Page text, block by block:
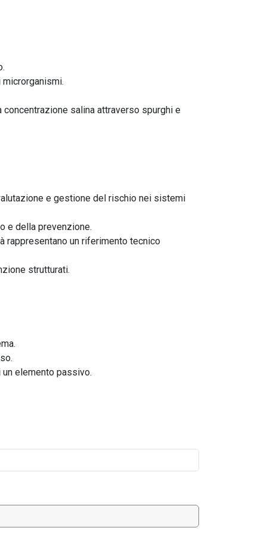
salina attraverso spurghi e
e gestione del rischio nei sistemi
e della prevenzione.
rappresentano un riferimento tecnico
strutturati.
un elemento passivo.